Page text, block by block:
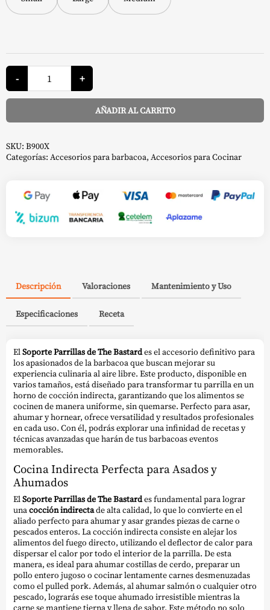
-
Soporte
Parrillas
-
The
Bastard
+
AÑADIR AL CARRITO
Alternative:
SKU: B900X
Categorías: Accesorios para barbacoa, Accesorios para Cocinar
Descripción Valoraciones Mantenimiento y Uso
Especificaciones Receta
ElSoporte Parrillas de The Bastardes el accesorio definitivo para
los apasionados de la barbacoa que buscan mejorar su
experiencia culinaria al aire libre. Este producto, disponible en
varios tamaños, está diseñado para transformar tu parrilla en un
horno de cocción indirecta, garantizando que los alimentos se
cocinen de manera uniforme, sin quemarse. Perfecto para asar,
ahumar y hornear, ofrece versatilidad y resultados profesionales
en cada uso. Con él, podrás explorar una infinidad de recetas y
técnicas avanzadas que harán de tus barbacoas eventos
memorables.
Cocina Indirecta Perfecta para Asados y
Ahumados
ElSoporte Parrillas de The Bastardes fundamental para lograr
unacocción indirectade alta calidad, lo que lo convierte en el
aliado perfecto para ahumar y asar grandes piezas de carne o
pescados enteros. La cocción indirecta consiste en alejar los
alimentos del fuego directo, utilizando el deflector de calor para
dispersar el calor por todo el interior de la parrilla. De esta
manera, es ideal para ahumar costillas de cerdo, preparar un
pollo entero jugoso o cocinar lentamente carnes desmenuzadas
como el pulled pork. Además, al ahumar salmón o cualquier otro
pescado, lograrás ese toque ahumado irresistible mientras la